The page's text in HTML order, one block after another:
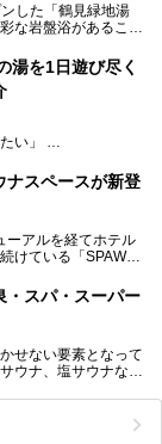
内のこだわりポイン
深水風呂、没入感の
る最新AIフィットネ
しくご紹介します。
した「鶴見緑地湯
な岩盤浴があること
アップしています。
た瞑想サウナをはじ
癒やしたい方はもち
ぴったりの内容とな
目ポイントを詳しく
春」に訪れる方や、
湯を1日遊び尽く
い」
す。
り温浴施設で、阪急
・リラックス・漫画
設なので、一日中ゆ
われており、“とと
ントです。
友人同士やカップル
ったり。
きたので、その全容
ナスペースが新登
ーアルを経てホテル
けている「SPAWO
土）に、新たな浴
を携えてリニュー
れにリニューアル
、リニューアルプレ
回はそのリニューア
・スパ・スーパー
せない要素となって
ウナ、塩サウナな
しむためのサービス